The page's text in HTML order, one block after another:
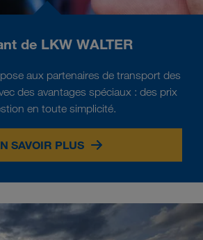
de LKW WALTER
aux partenaires de transport des
des avantages spéciaux : des prix
en toute simplicité.
SAVOIR PLUS